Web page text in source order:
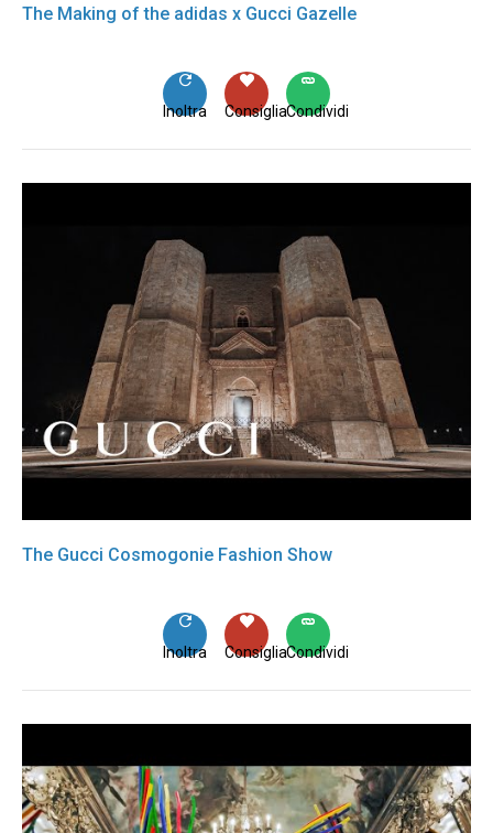
The Making of the adidas x Gucci Gazelle
Condividi
Consiglia
Inoltra
The Gucci Cosmogonie Fashion Show
Condividi
Consiglia
Inoltra